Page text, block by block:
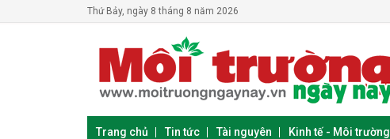
Thứ Bảy, ngày 8 tháng 8 năm 2026
Trang chủ Tin tức Tài nguyên Kinh tế - Môi trường